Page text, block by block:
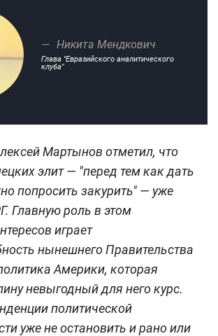
Никита Мендкович
Глава "Евразийского аналитического
клуба"
Мартынов отметил, что
элит — "перед тем как дать
попросить закурить" — уже
Главную роль в этом
играет
нынешнего Правительства
Америки, которая
невыгодный для него курс.
политической
уже не остановить и рано или